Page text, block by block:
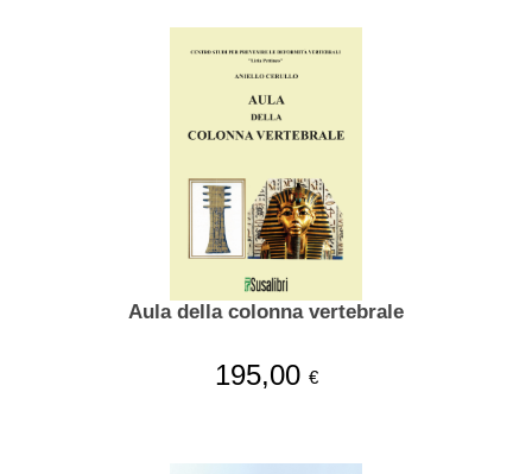
Aula della colonna vertebrale
195,00 €